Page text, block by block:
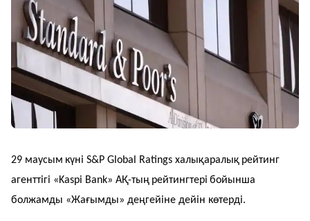
29 маусым күні S&P Global Ratings халықаралық рейтинг
агенттігі «Kaspi Bank» АҚ-тың рейтингтері бойынша
болжамды «Жағымды» деңгейіне дейін көтерді.